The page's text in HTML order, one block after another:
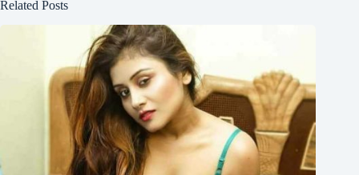
Related Posts